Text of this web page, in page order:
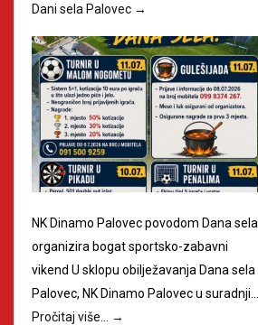
Dani sela Palovec →
NK Dinamo Palovec povodom Dana sela
organizira bogat sportsko-zabavni
vikend U sklopu obilježavanja Dana sela
Palovec, NK Dinamo Palovec u suradnji…
Pročitaj više…
→